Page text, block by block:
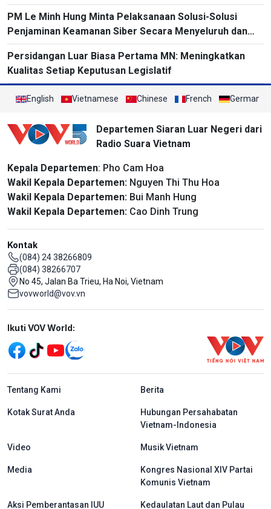
Proyek-Proyek Konkret dan Menganggap Efektivitas
yang Substansial sebagai Tolok Ukur
PM Le Minh Hung Minta Pelaksanaan Solusi-Solusi
Penjaminan Keamanan Siber Secara Menyeluruh dan
Sinkron
Persidangan Luar Biasa Pertama MN: Meningkatkan
Kualitas Setiap Keputusan Legislatif
English Vietnamese Chinese French German
Departemen Siaran Luar Negeri dari
Radio Suara Vietnam
Kepala Departemen: Pho Cam Hoa
Wakil Kepala Departemen: Nguyen Thi Thu Hoa
Wakil Kepala Departemen: Bui Manh Hung
Wakil Kepala Departemen: Cao Dinh Trung
Kontak
(084) 24 38266809
(084) 38266707
No 45, Jalan Ba Trieu, Ha Noi, Vietnam
vovworld@vov.vn
Mạng xã hội
Ikuti VOV World:
menu footer tiếng Indo
Tentang Kami Berita
Kotak Surat Anda
Hubungan Persahabatan
Vietnam-Indonesia
Video Musik Vietnam
Media
Kongres Nasional XIV Partai
Komunis Vietnam
Aksi Pemberantasan IUU Kedaulatan Laut dan Pulau